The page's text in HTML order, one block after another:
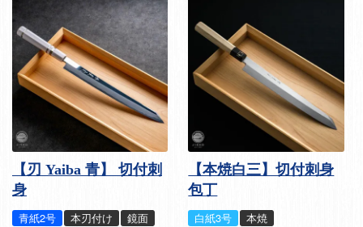
【刃 Yaiba 青】 切付刺
身
青紙2号 本刃付け
鏡面
【本焼白三】切付刺身
包丁
白紙3号 本焼